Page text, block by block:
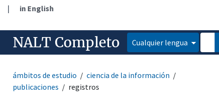
| in English
NALT Completo Cualquier lengua
ámbitos de estudio
ciencia de la información
publicaciones
registros